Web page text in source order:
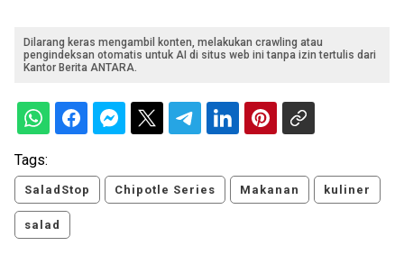
Dilarang keras mengambil konten, melakukan crawling atau
pengindeksan otomatis untuk AI di situs web ini tanpa izin tertulis dari
Kantor Berita ANTARA.
Tags:
SaladStop Chipotle Series Makanan kuliner
salad